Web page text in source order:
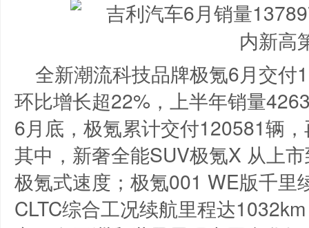
全新潮流科技品牌极氪6月交
环比增长超22%，上半年销量
6月底，极氪累计交付120581辆
其中，新奢全能SUV极氪X 从上
极氪式速度；极氪001 WE版千里
CLTC综合工况续航里程达